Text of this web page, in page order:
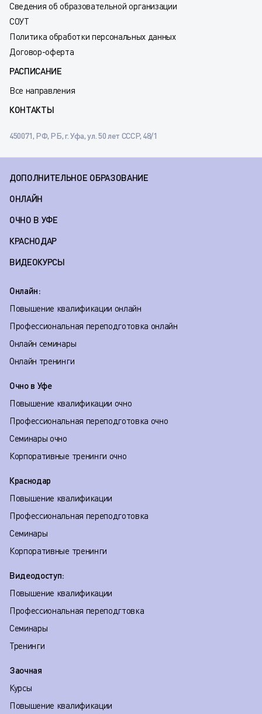
Сведения об образовательной организации
СОУТ
Политика обработки персональных данных
Договор-оферта
РАСПИСАНИЕ
Все направления
КОНТАКТЫ
450071, РФ, РБ, г. Уфа, ул. 50 лет СССР, 48/1
ДОПОЛНИТЕЛЬНОЕ ОБРАЗОВАНИЕ
ОНЛАЙН
ОЧНО В УФЕ
КРАСНОДАР
ВИДЕОКУРСЫ
Онлайн:
Повышение квалификации онлайн
Профессиональная переподготовка онлайн
Онлайн семинары
Онлайн тренинги
Очно в Уфе
Повышение квалификации очно
Профессиональная переподготовка очно
Семинары очно
Корпоративные тренинги очно
Краснодар
Повышение квалификации
Профессиональная переподготовка
Семинары
Корпоративные тренинги
Видеодоступ:
Повышение квалификации
Профессиональная переподгтовка
Семинары
Тренинги
Заочная
Курсы
Повышение квалификации